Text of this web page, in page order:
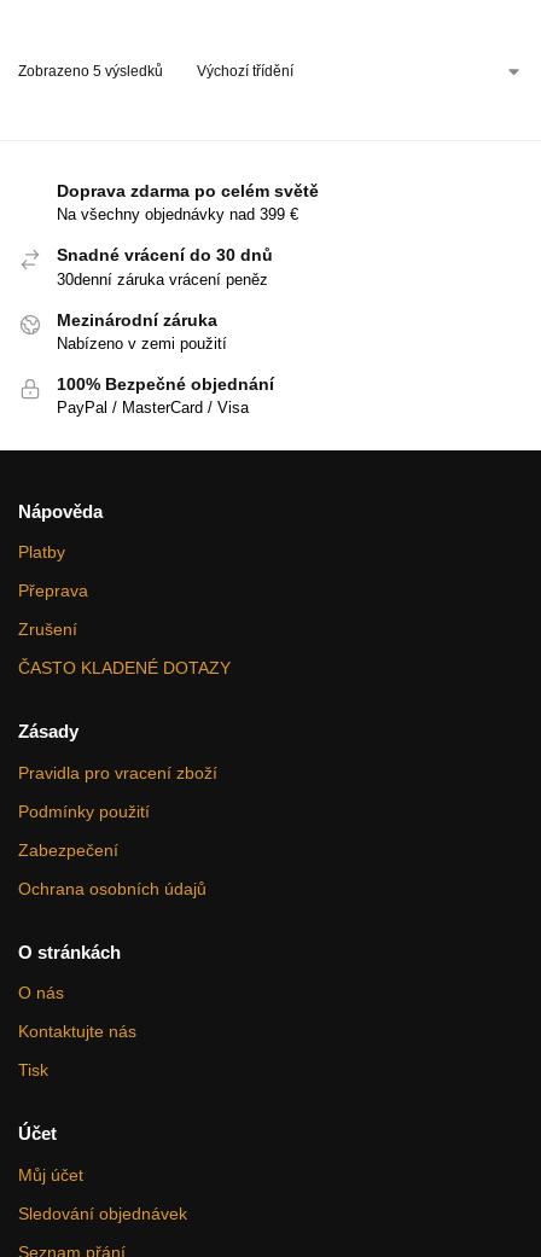
Zobrazeno 5 výsledků
Doprava zdarma po celém světě
Na všechny objednávky nad 399 €
Snadné vrácení do 30 dnů
30denní záruka vrácení peněz
Mezinárodní záruka
Nabízeno v zemi použití
100% Bezpečné objednání
PayPal / MasterCard / Visa
Nápověda
Platby
Přeprava
Zrušení
ČASTO KLADENÉ DOTAZY
Zásady
Pravidla pro vracení zboží
Podmínky použití
Zabezpečení
Ochrana osobních údajů
O stránkách
O nás
Kontaktujte nás
Tisk
Účet
Můj účet
Sledování objednávek
Seznam přání